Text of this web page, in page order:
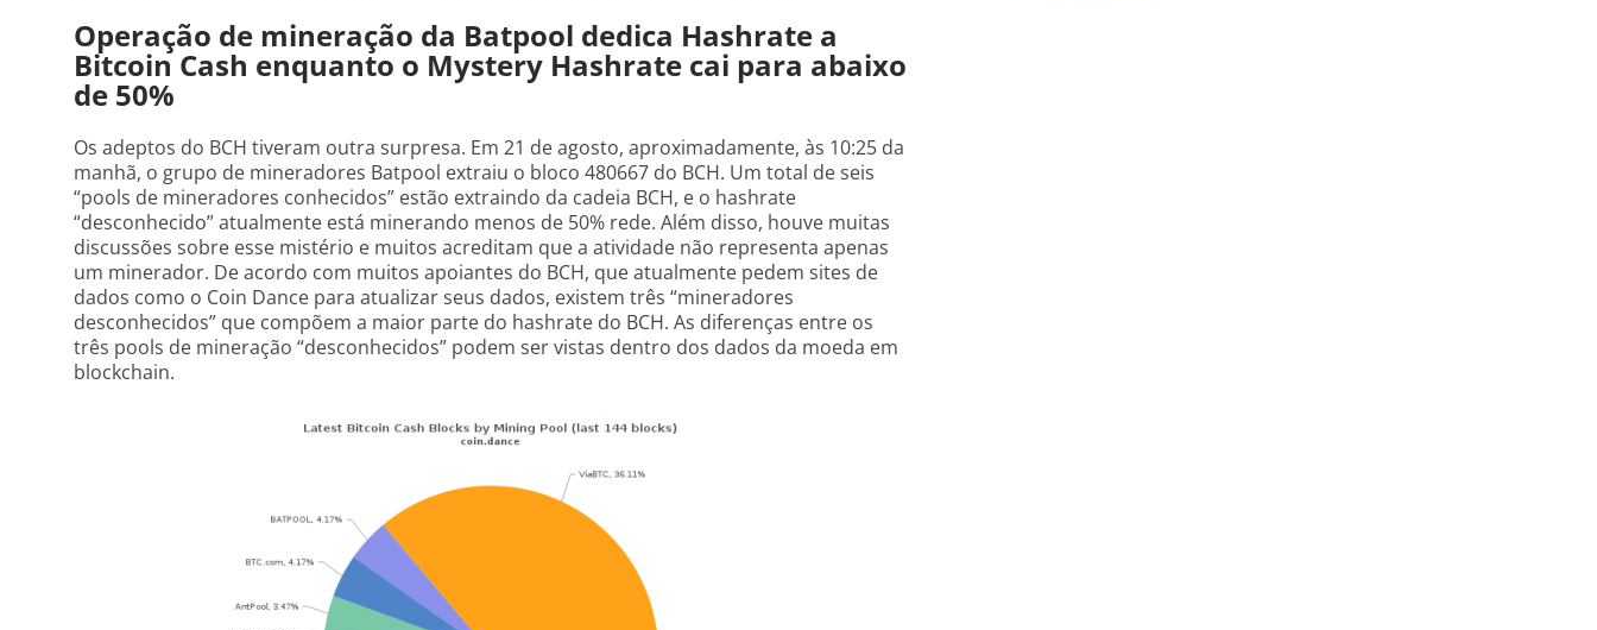
Operação de mineração da Batpool dedica Hashrate a
Bitcoin Cash enquanto o Mystery Hashrate cai para abaixo
de 50%
Os adeptos do BCH tiveram outra surpresa. Em 21 de agosto, aproximadamente, às 10:25 da
manhã, o grupo de mineradores Batpool extraiu o bloco 480667 do BCH. Um total de seis
“pools de mineradores conhecidos” estão extraindo da cadeia BCH, e o hashrate
“desconhecido” atualmente está minerando menos de 50% rede. Além disso, houve muitas
discussões sobre esse mistério e muitos acreditam que a atividade não representa apenas
um minerador. De acordo com muitos apoiantes do BCH, que atualmente pedem sites de
dados como o Coin Dance para atualizar seus dados, existem três “mineradores
desconhecidos” que compõem a maior parte do hashrate do BCH. As diferenças entre os
três pools de mineração “desconhecidos” podem ser vistas dentro dos dados da moeda em
blockchain.